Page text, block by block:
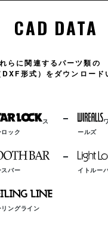
CAD DATA
らに関連するパーツ類の
形式）をダウンロード
ス
ロック
スバー
リングライン
ールズ
イトルー